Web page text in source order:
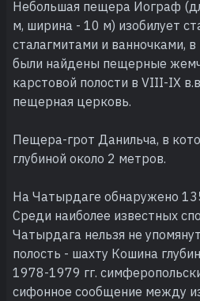
Небольшая пещера Иограф
м, ширина - 10 м) изобилует
сталагмитами и ванночками,
были найдены пещерные
карстовой полости в VIII-IX
пещерная церковь.
Пещера-грот Данильча, в
глубиной около 2 метров.
На Чатырдаге обнаружено
Среди наиболее известных
Чатырдага нельзя не
полость - шахту Кошина
1978-1979 гг.
сифонное сообщение между